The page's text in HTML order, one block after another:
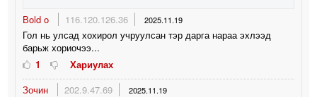
Вold o 116.120.126.36 2025.11.19
Гол нь улсад хохирол учруулсан тэр дарга нараа эхлээд
барьж хориочээ...
1
Хариулах
Зочин
202.9.47.69 2025.11.19